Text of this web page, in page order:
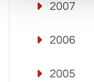
2007
2006
2005